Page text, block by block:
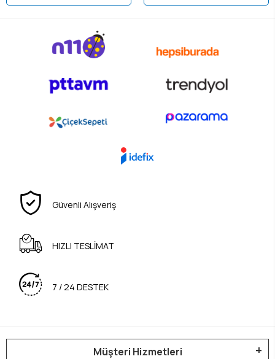
Güvenli Alışveriş
HIZLI TESLİMAT
7 / 24 DESTEK
Müşteri Hizmetleri